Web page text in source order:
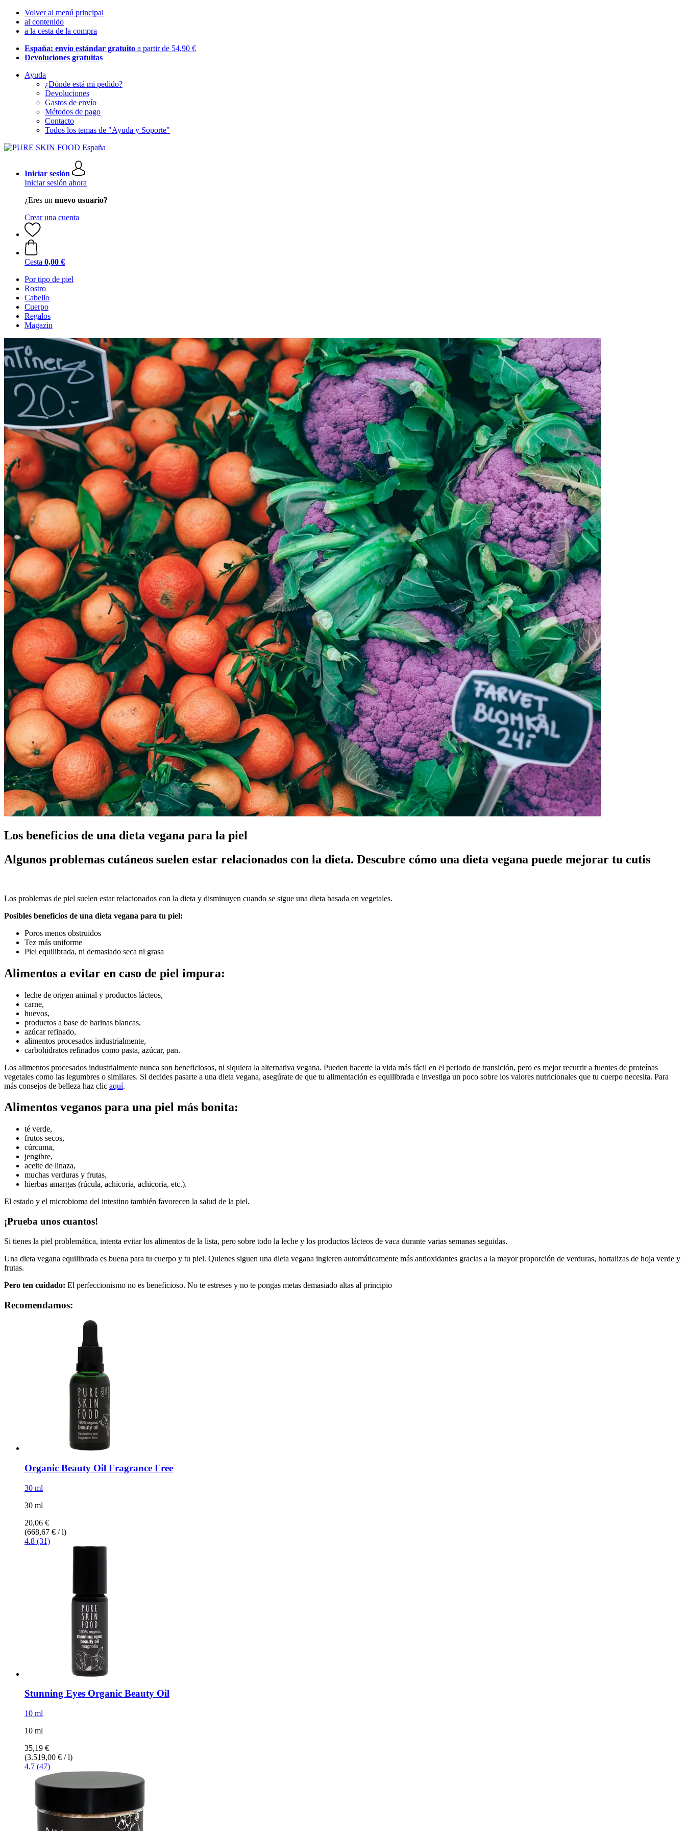
Volver al menú principal
al contenido
a la cesta de la compra
España: envío estándar gratuito a partir de 54,90 €
Devoluciones gratuitas
Ayuda
¿Dónde está mi pedido?
Devoluciones
Gastos de envío
Métodos de pago
Contacto
Todos los temas de "Ayuda y Soporte"
Iniciar sesión
Iniciar sesión ahora
¿Eres un nuevo usuario?
Crear una cuenta
Cesta 0,00 €
Por tipo de piel
Rostro
Cabello
Cuerpo
Regalos
Magazin
Los beneficios de una dieta vegana para la piel
Algunos problemas cutáneos suelen estar relacionados con la dieta. Descubre cómo una dieta vegana puede mejorar tu cutis
Los problemas de piel suelen estar relacionados con la dieta y disminuyen cuando se sigue una dieta basada en vegetales.
Posibles beneficios de una dieta vegana para tu piel:
Poros menos obstruidos
Tez más uniforme
Piel equilibrada, ni demasiado seca ni grasa
Alimentos a evitar en caso de piel impura:
leche de origen animal y productos lácteos,
carne,
huevos,
productos a base de harinas blancas,
azúcar refinado,
alimentos procesados industrialmente,
carbohidratos refinados como pasta, azúcar, pan.
Los alimentos procesados industrialmente nunca son beneficiosos, ni siquiera la alternativa vegana. Pueden hacerte la vida más fácil en el periodo de transición, pero es mejor recurrir a fuentes de proteínas
vegetales como las legumbres o similares. Si decides pasarte a una dieta vegana, asegúrate de que tu alimentación es equilibrada e investiga un poco sobre los valores nutricionales que tu cuerpo necesita. Para
más consejos de belleza haz clic aquí.
Alimentos veganos para una piel más bonita:
té verde,
frutos secos,
cúrcuma,
jengibre,
aceite de linaza,
muchas verduras y frutas,
hierbas amargas (rúcula, achicoria, achicoria, etc.).
El estado y el microbioma del intestino también favorecen la salud de la piel.
¡Prueba unos cuantos!
Si tienes la piel problemática, intenta evitar los alimentos de la lista, pero sobre todo la leche y los productos lácteos de vaca durante varias semanas seguidas.
Una dieta vegana equilibrada es buena para tu cuerpo y tu piel. Quienes siguen una dieta vegana ingieren automáticamente más antioxidantes gracias a la mayor proporción de verduras, hortalizas de hoja verde y
frutas.
Pero ten cuidado: El perfeccionismo no es beneficioso. No te estreses y no te pongas metas demasiado altas al principio
Recomendamos:
Organic Beauty Oil Fragrance Free
30 ml
30 ml
20,06 €
(668,67 € / l)
4.8 (31)
Stunning Eyes Organic Beauty Oil
10 ml
10 ml
35,19 €
(3.519,00 € / l)
4.7 (47)